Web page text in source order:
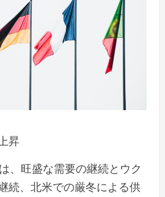
昇
、旺盛な需要の継続とウク
続、北米での厳冬による供